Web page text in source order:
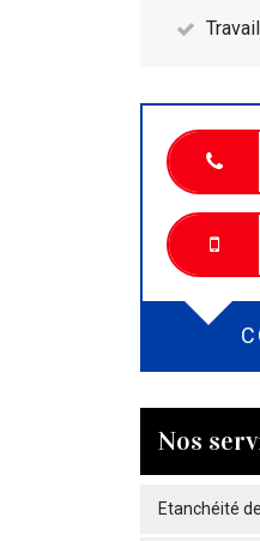
Nos
Etanchéité